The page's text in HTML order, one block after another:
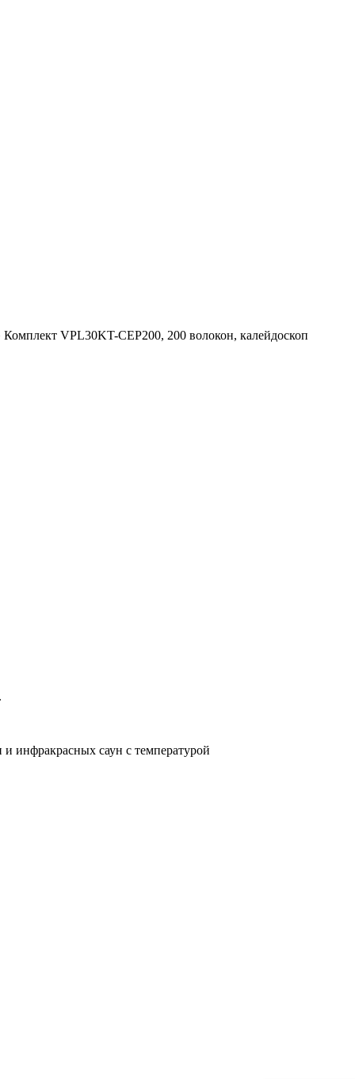
Комплект VPL30KT-CEP200, 200 волокон, калейдоскоп
инфракрасных саун с температурой